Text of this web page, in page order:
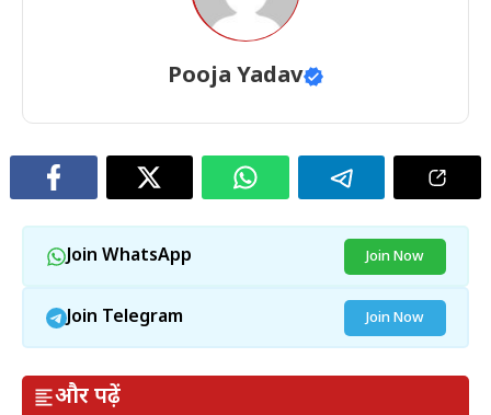
Pooja Yadav
Join WhatsApp Join Now
Join Telegram Join Now
और पढ़ें